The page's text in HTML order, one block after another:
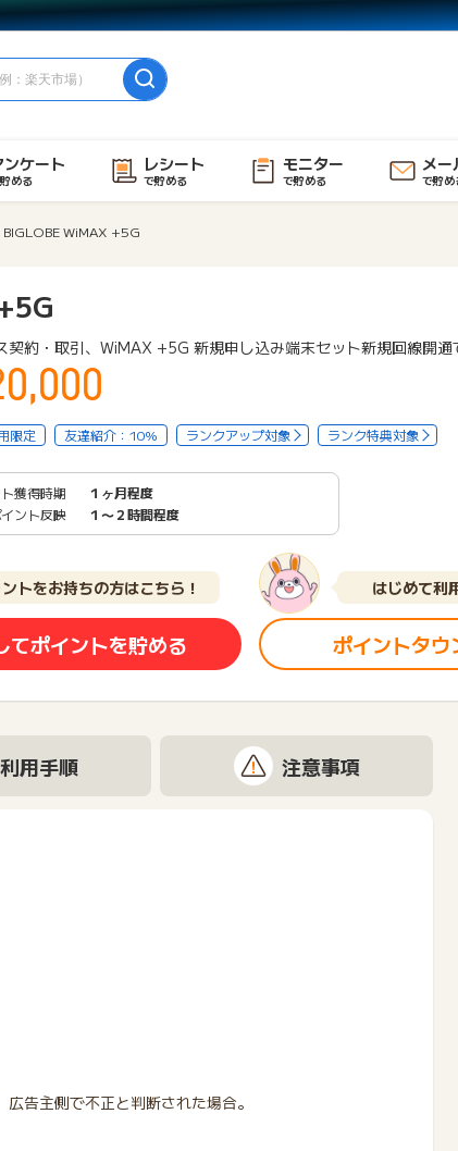
ンケート
める
レシート
で貯める
モニター
で貯める
メー
で貯め
BIGLOBE WiMAX +5G
契約・取引、WiMAX +5G 新規申し込み端末セット新規回線開通
限定 友達紹介：10% ランクアップ対象 ランク特典対象
獲得時期
１ヶ月程度
ント反映
１〜２時間程度
トをお持ちの方はこちら！
てポイントを貯める
はじめて利
ポイントタウ
利用手順 注意事項
告主側で不正と判断された場合。